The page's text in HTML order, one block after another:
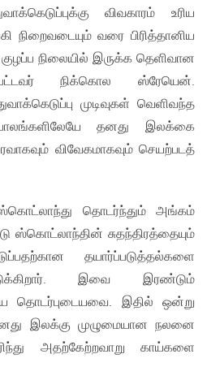
விவகாரம் உரிய
வரை பிரித்தானிய
நிலையில் இருக்க தெளிவான
நிக்கொல ஸ்ரேயென்.
முடிவுகள் வெளிவந்த
தனது இலக்கை
விவேகமாகவும் செயற்படத்
தொடர்ந்தும் அங்கம்
ஸ்கொட்லாந்தின் சுதந்திரத்தையும்
தயார்ப்படுத்தல்களை
இவை இரண்டும்
தொடர்புடையவை. இதில் ஒன்று
இலக்கு முழுமையான நலனை
அதற்கேற்றவாறு காய்களை